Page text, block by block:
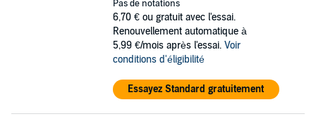
Pas de notations
6,70 € ou gratuit avec l'essai.
Renouvellement automatique à
5,99 €/mois après l'essai. Voir
conditions d'éligibilité
Essayez Standard gratuitement